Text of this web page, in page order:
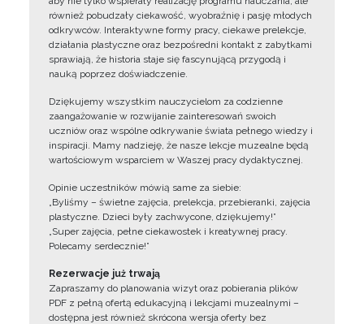
również pobudzały ciekawość, wyobraźnię i pasję młodych
odkrywców. Interaktywne formy pracy, ciekawe prelekcje,
działania plastyczne oraz bezpośredni kontakt z zabytkami
sprawiają, że historia staje się fascynującą przygodą i
nauką poprzez doświadczenie.
Dziękujemy wszystkim nauczycielom za codzienne
zaangażowanie w rozwijanie zainteresowań swoich
uczniów oraz wspólne odkrywanie świata pełnego wiedzy i
inspiracji. Mamy nadzieję, że nasze lekcje muzealne będą
wartościowym wsparciem w Waszej pracy dydaktycznej.
Opinie uczestników mówią same za siebie:
„Byliśmy – świetne zajęcia, prelekcja, przebieranki, zajęcia
plastyczne. Dzieci były zachwycone, dziękujemy!”
„Super zajęcia, pełne ciekawostek i kreatywnej pracy.
Polecamy serdecznie!”
Rezerwacje już trwają
Zapraszamy do planowania wizyt oraz pobierania plików
PDF z pełną ofertą edukacyjną i lekcjami muzealnymi –
dostępna jest również skrócona wersja oferty bez